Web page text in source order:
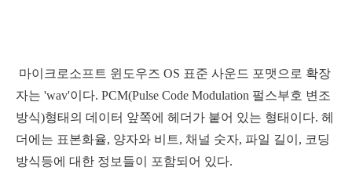
마이크로소프트 윈도우즈 OS 표준 사운드 포맷으로 확장
자는 'wav'이다. PCM(Pulse Code Modulation 펄스부호 변조
방식)형태의 데이터 앞쪽에 헤더가 붙어 있는 형태이다. 헤
더에는 표본화율, 양자와 비트, 채널 숫자, 파일 길이, 코딩
방식등에 대한 정보들이 포함되어 있다.